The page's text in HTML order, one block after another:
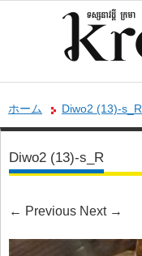
ホーム Diwo2 (13)-s_R
Diwo2 (13)-s_R
← Previous Next →